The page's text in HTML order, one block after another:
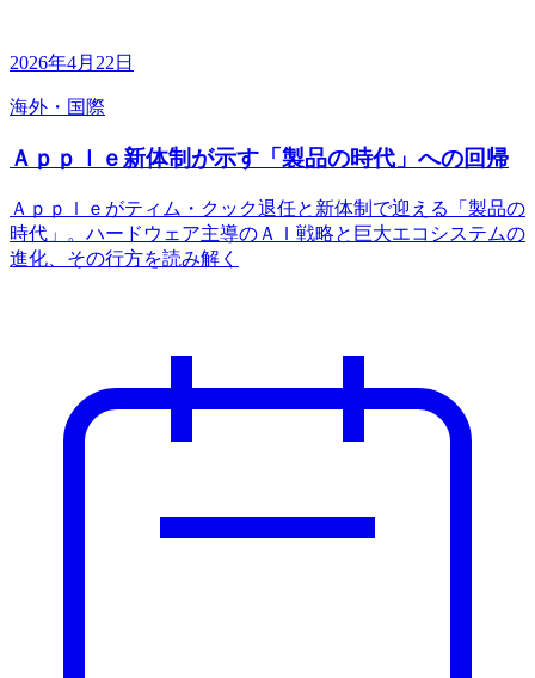
2026年4月22日
海外・国際
Ａｐｐｌｅ新体制が示す「製品の時代」への回帰
Ａｐｐｌｅがティム・クック退任と新体制で迎える「製品の
時代」。ハードウェア主導のＡＩ戦略と巨大エコシステムの
進化、その行方を読み解く